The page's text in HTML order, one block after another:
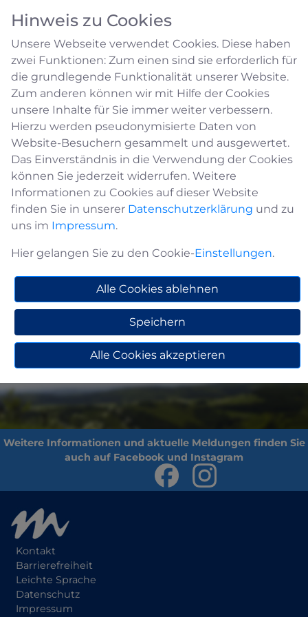
Handwerk in Medebach
Bauunternehmung Steinhausen
Adresse
Bauunternehmung Steinhausen
Knickenhagen 7
02982-908448
Zurück
Kontakt
Barrierefreiheit
Leichte Sprache
Datenschutz
Impressum
Hinweis zu Cookies
Unsere Webseite verwendet Cookies. Diese haben
zwei Funktionen: Zum einen sind sie erforderlich für
die grundlegende Funktionalität unserer Website.
Zum anderen können wir mit Hilfe der Cookies
unsere Inhalte für Sie immer weiter verbessern.
Hierzu werden pseudonymisierte Daten von
Website-Besuchern gesammelt und ausgewertet.
Das Einverständnis in die Verwendung der Cookies
können Sie jederzeit widerrufen. Weitere
Informationen zu Cookies auf dieser Website
finden Sie in unserer Datenschutzerklärung und zu
uns im Impressum.
Hier gelangen Sie zu den Cookie-Einstellungen.
Alle Cookies ablehnen
Speichern
Alle Cookies akzeptieren